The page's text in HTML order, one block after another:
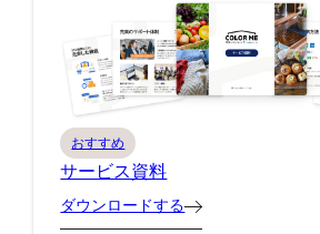
おすすめ
サービス資料
ダウンロードする